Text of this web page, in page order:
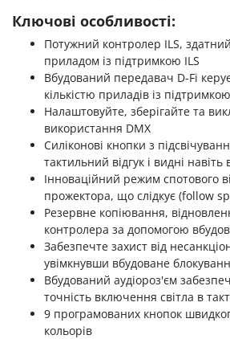
Ключові особливості:
Потужний контролер ILS,
приладом із підтримкою ILS
Вбудований передавач D-Fi
кількістю приладів із
Налаштовуйте, зберігайте та
використання DMX
Силіконові кнопки з
тактильний відгук і видні навіть
Інноваційний режим спотового
прожектора, що слідкує (follow
Резервне копіювання,
контролера за допомогою
Забезпечте захист від
увімкнувши вбудоване
Вбудований аудіороз'єм
точність включення світла в
9 програмованих кнопок
кольорів